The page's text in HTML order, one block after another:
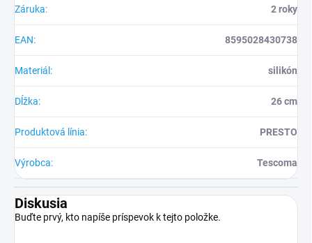
Záruka: 2 roky
EAN: 8595028430738
Materiál : silikón
Dĺžka: 26 cm
Produktová línia: PRESTO
Výrobca: Tescoma
Diskusia
Buďte prvý, kto napíše príspevok k tejto položke.